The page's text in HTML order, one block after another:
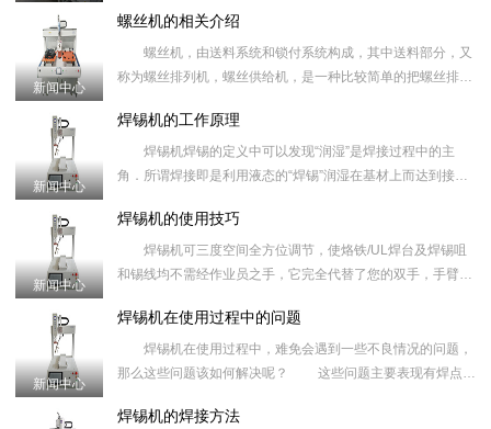
行机床取料机
新闻中心
螺丝机的相关介绍
螺丝机，由送料系统和锁付系统构成，其中送料部分，又
称为螺丝排列机，螺丝供给机，是一种比较简单的把螺丝排成
用于电子产业。
新闻中心
焊锡机的工作原理
焊锡机焊锡的定义中可以发现“润湿”是焊接过程中的主
角．所谓焊接即是利用液态的“焊锡”润湿在基材上而达到接合
着温度的降低
新闻中心
焊锡机的使用技巧
焊锡机可三度空间全方位调节，使烙铁/UL焊台及焊锡咀
和锡线均不需经作业员之手，它完全代替了您的双手，手臂可
脚踏开关，锡
新闻中心
焊锡机在使用过程中的问题
焊锡机在使用过程中，难免会遇到一些不良情况的问题，
那么这些问题该如何解决呢？ 这些问题主要表现有焊点精
接不良问题。
焊锡机的焊接方法